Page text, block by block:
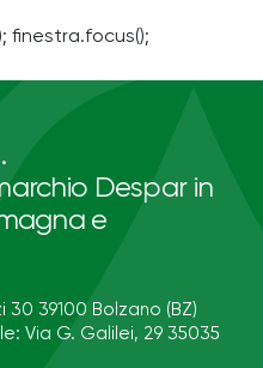
finestra.focus();
Despar in
e
39100 Bolzano (BZ)
Via G. Galilei, 29 35035